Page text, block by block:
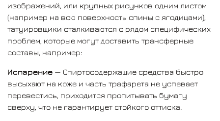
Стойкость — Состав не достаточно сильно
фиксирует краситель трафарета на поверхности
кожи. После первого омовения мыльным раствором
рисунок может стереться и потерять до 70%
плотности.
Насыщенность — Многие плотные трансферы плохо
растворяют краситель, в результате чего оттиск
изначально получается недостаточно интенсивным.
изображений, или крупных рисунков одним листом
(например на всю поверхность спины с ягодицами),
татуировщики сталкиваются с рядом специфических
проблем, которые могут доставить трансферные
составы, например:
Испарение — Спиртосодержащие средства быстро
высыхают на коже и часть трафарета не успевает
перевестись, приходится пропитывать бумагу
сверху, что не гарантирует стойкого оттиска.